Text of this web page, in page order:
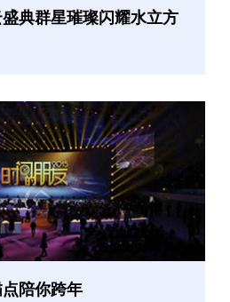
典群星璀璨闪耀水立方
陪你跨年